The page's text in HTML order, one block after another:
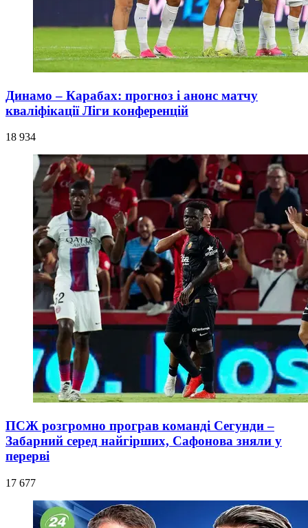
Динамо – Карабах: прогноз і анонс матчу
кваліфікації Ліги конференцій
18 934
ПСЖ розгромно програв команді Сегунди –
Забарний серед найгірших, Сафонова зняли у
перерві
17 677